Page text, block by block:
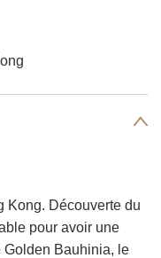
Kong. Découverte du
pour avoir une
Golden Bauhinia, le